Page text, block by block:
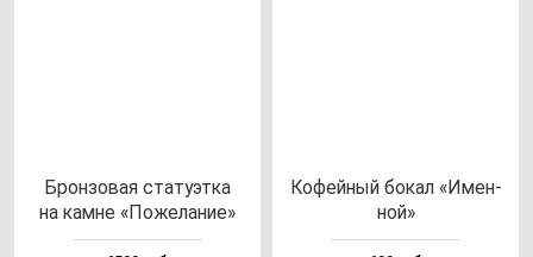
Брон­зо­вая ста­ту­эт­ка
на кам­не «Поже­ла­ние»
Кофей­ный бо­кал «Имен­
ной»